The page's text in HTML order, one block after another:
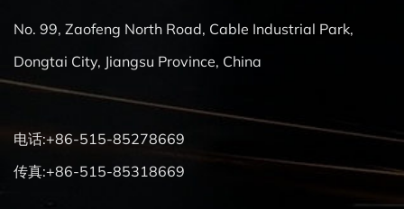
No. 99, Zaofeng North Road, Cable Industrial Park,
Dongtai City, Jiangsu Province, China
电话:+86-515-85278669
传真:+86-515-85318669